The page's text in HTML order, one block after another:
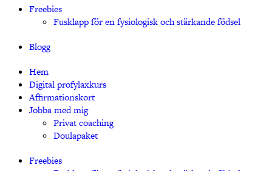
Freebies
Fusklapp för en fysiologisk och stärkande födsel
Blogg
Hem
Digital profylaxkurs
Affirmationskort
Jobba med mig
Privat coaching
Doulapaket
Freebies